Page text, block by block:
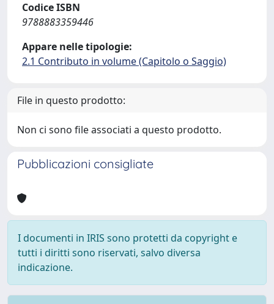
Codice ISBN
9788883359446
Appare nelle tipologie:
2.1 Contributo in volume (Capitolo o Saggio)
File in questo prodotto:
Non ci sono file associati a questo prodotto.
Pubblicazioni consigliate
I documenti in IRIS sono protetti da copyright e
tutti i diritti sono riservati, salvo diversa
indicazione.